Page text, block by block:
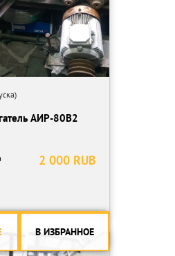
АИР-80В2
2 000 RUB
В ИЗБРАННОЕ